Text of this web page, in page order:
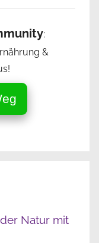
:
&